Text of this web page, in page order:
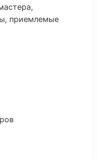
приемлемые